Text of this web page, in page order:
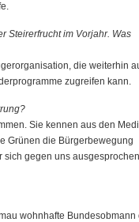
Steirerfrucht im Vorjahr. Was
die weiterhin
zugreifen kann.
Sie kennen aus den
Grünen die Bürgerbewegung
gegen uns
wohnhafte Bundesobmann